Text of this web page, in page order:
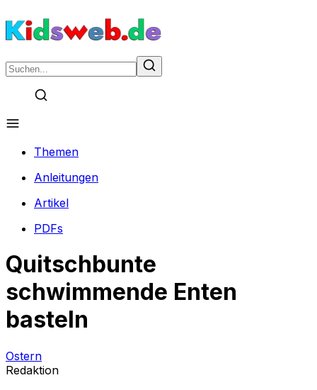
Themen
Anleitungen
Artikel
PDFs
Quitschbunte
schwimmende Enten
basteln
Ostern
Redaktion